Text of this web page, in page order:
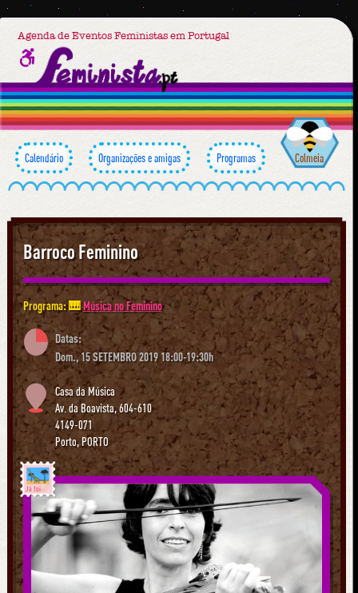
Agenda de Eventos Feministas em Portugal
Calendário Organizações e amigas Programas Colmeia
Barroco Feminino
Programa: 🎹Música no Feminino
Datas:
Dom., 15 SETEMBRO 2019 18:00-19:30h
Casa da Música
Av. da Boavista, 604-610
4149-071
Porto, PORTO
Já foi